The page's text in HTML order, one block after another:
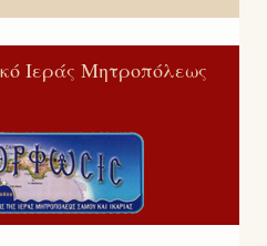
Ιεράς Μητροπόλεως